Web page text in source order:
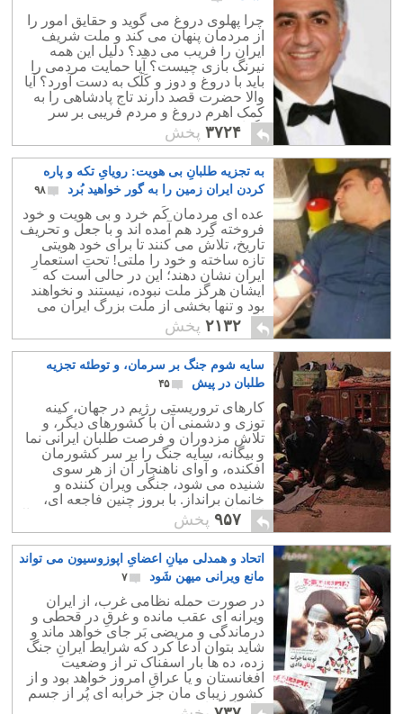
چرا پهلوی دروغ می گوید و حقایق امور را
از مردمان پنهان می کند و ملت شریف
ایران را فریب می دهد؟ دلیل این همه
نیرنگ بازی چیست؟ آیا حمایت مردمی را
باید با دروغ و دوز و کَلَک به دست آورد؟ آیا
والا حضرت قصد دارند تاج پادشاهی را به
کمک اهرمِ دروغ و مردم فریبی بر سر
بگذارند؟
۳۷۲۴ پخش
به تجزیه طلبانِ بی هویت: رویایِ تکه و پاره
کردن ایران زمین را به گور خواهید بُرد
۹۸
عده ای مردمان کَم خرد و بی هویت و خود
فروخته گِرد هم آمده اند و با جعل و تحریف
تاریخ، تلاش می کنند تا برای خود هویتی
تازه ساخته و خود را ملتی! تحتِ استعمارِ
ایران نشان دهند؛ این در حالی است که
ایشان هرگز ملت نبوده، نیستند و نخواهند
بود و تنها بخشی از ملت بزرگ ایران می
باشند.۲۱۳۲ پخش
سایه شوم جنگ بر سرمان، و توطئه تجزیه
طلبان در پیش
۴۵
کارهای تروریستی رژیم در جهان، کینه
توزی و دشمنی آن با کشورهای دیگر، و
تلاش مزدوران و فرصت طلبان ایرانی نما
و بیگانه، سایه جنگ را بر سر کشورمان
افکنده، و آوای ناهنجار آن از هر سوی
شنیده می شود، جنگی ویران کننده و
خانمان برانداز. با بروز چنین فاجعه ای،
احتمال پاره پاره شدن و تجزیه کشور نیزبالا
می رود.
۹۵۷ پخش
اتحاد و همدلی میانِ اعضایِ اپوزوسیون می تواند
مانع ویرانی میهن شَود
۷
در صورت حمله نظامی غرب، از ایران
ویرانه ای عقب مانده و غرقِ در قحطی و
درماندگی و مریضی بَر جای خواهد ماند و
شاید بتوان ادعا کرد که شرایط ایرانِ جنگ
زده، ده ها بار اسفناک تر از وضعیت
افغانستان و یا عراقِ امروز خواهد بود و از
کشورِ زیبای مان جز خرابه ای پُر از جسم
های بی جان، چیزی بر جای نخواهد ماند.